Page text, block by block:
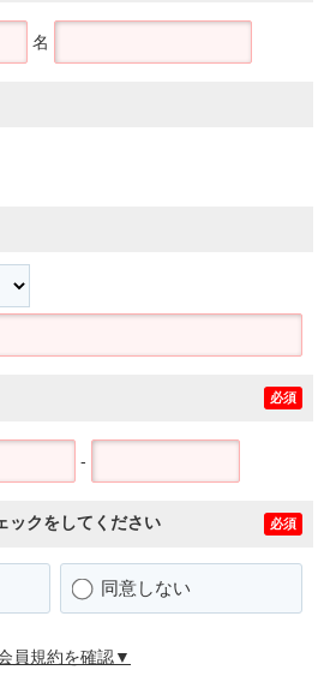
名
必須
-
ックをしてください 必須
同意しない
員規約を確認▼